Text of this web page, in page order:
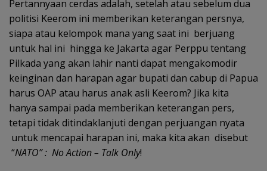
Pertannyaan cerdas adalah, setelah atau sebelum dua
politisi Keerom ini memberikan keterangan persnya,
siapa atau kelompok mana yang saat ini berjuang
untuk hal ini hingga ke Jakarta agar Perppu tentang
Pilkada yang akan lahir nanti dapat mengakomodir
keinginan dan harapan agar bupati dan cabup di Papua
harus OAP atau harus anak asli Keerom? Jika kita
hanya sampai pada memberikan keterangan pers,
tetapi tidak ditindaklanjuti dengan perjuangan nyata
untuk mencapai harapan ini, maka kita akan disebut
“NATO” : No Action – Talk Only!